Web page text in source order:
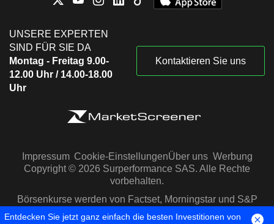
UNSERE EXPERTEN
SIND FÜR SIE DA
Montag - Freitag 9.00-
12.00 Uhr / 14.00-18.00
Uhr
Kontaktieren Sie uns
Impressum Cookie-EinstellungenÜber uns Werbung
Copyright © 2026 Surperformance SAS. Alle Rechte
vorbehalten.
Börsenkurse werden von Factset, Morningstar und S&P
Capital IQ zur Verfügung gestellt
Entdecken Sie jetzt ganz einfach die besten Investitionen von